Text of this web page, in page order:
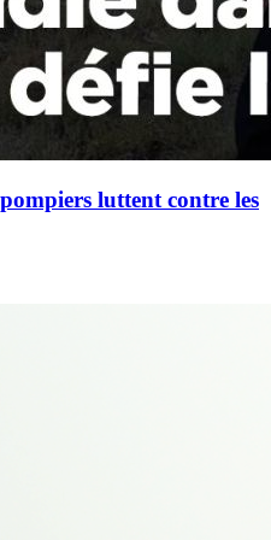
luttent contre les